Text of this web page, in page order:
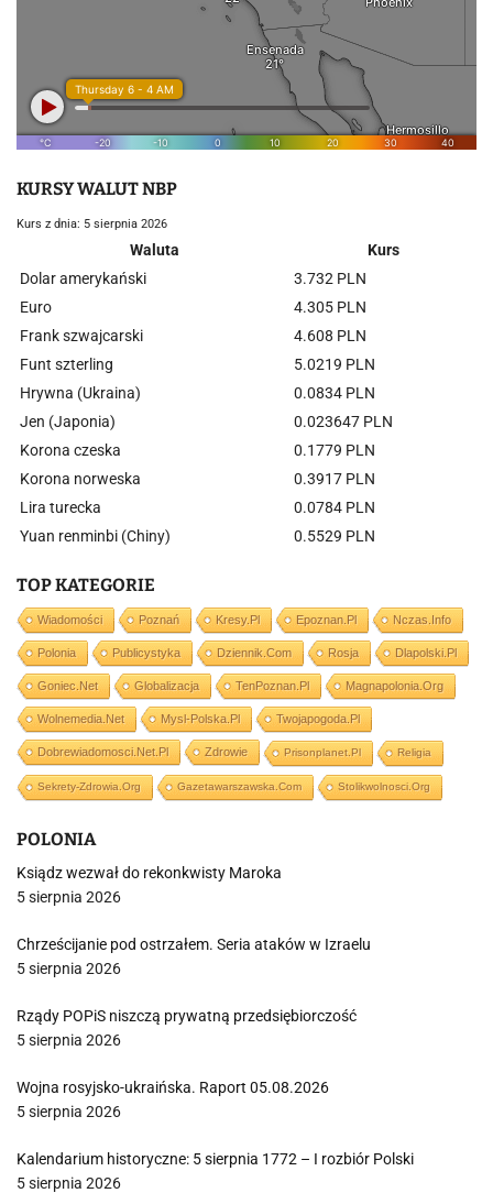
KURSY WALUT NBP
Kurs z dnia: 5 sierpnia 2026
Waluta
Kurs
Dolar amerykański
3.732 PLN
Euro
4.305 PLN
Frank szwajcarski
4.608 PLN
Funt szterling
5.0219 PLN
Hrywna (Ukraina)
0.0834 PLN
Jen (Japonia)
0.023647 PLN
Korona czeska
0.1779 PLN
Korona norweska
0.3917 PLN
Lira turecka
0.0784 PLN
Yuan renminbi (Chiny)
0.5529 PLN
TOP KATEGORIE
Wiadomości Poznań Kresy.pl Epoznan.pl Nczas.info
Polonia Publicystyka Dziennik.com Rosja Dlapolski.pl
Goniec.net Globalizacja TenPoznan.pl Magnapolonia.org
Wolnemedia.net Mysl-Polska.pl Twojapogoda.pl
Dobrewiadomosci.net.pl Zdrowie Prisonplanet.pl Religia
Sekrety-Zdrowia.org Gazetawarszawska.com Stolikwolnosci.org
POLONIA
Ksiądz wezwał do rekonkwisty Maroka
5 sierpnia 2026
Chrześcijanie pod ostrzałem. Seria ataków w Izraelu
5 sierpnia 2026
Rządy POPiS niszczą prywatną przedsiębiorczość
5 sierpnia 2026
Wojna rosyjsko-ukraińska. Raport 05.08.2026
5 sierpnia 2026
Kalendarium historyczne: 5 sierpnia 1772 – I rozbiór Polski
5 sierpnia 2026